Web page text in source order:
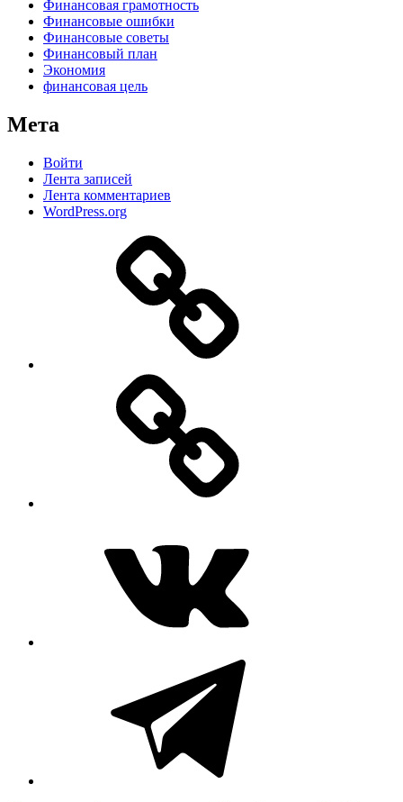
Финансовая грамотность
Финансовые ошибки
Финансовые советы
Финансовый план
Экономия
финансовая цель
Мета
Войти
Лента записей
Лента комментариев
WordPress.org